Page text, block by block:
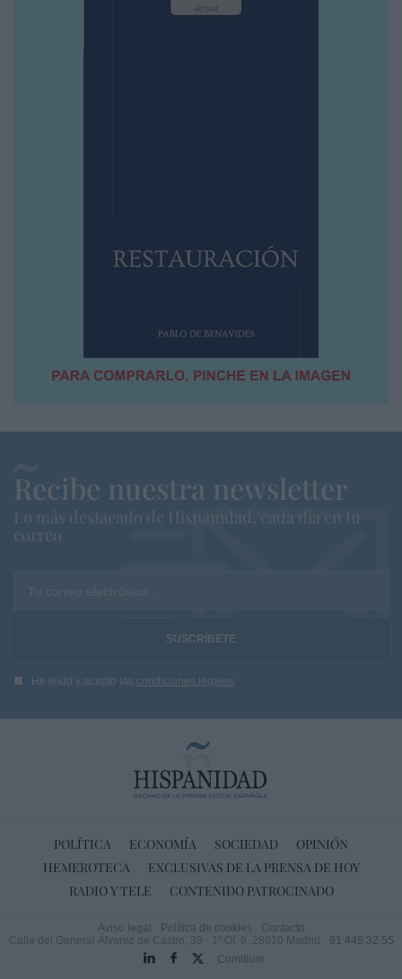
Recibe nuestra newsletter
Lo más destacado de Hispanidad, cada dia en tu
correo
Tu correo electrónico...
He leído y acepto las condiciones legales
POLÍTICA ECONOMÍA SOCIEDAD
OPINIÓN
HEMEROTECA
EXCLUSIVAS DE LA PRENSA DE HOY
RADIO Y TELE
CONTENIDO PATROCINADO
Aviso legal Política de cookies
Contacto
Calle del General Álvarez de Castro, 39 - 1º Of. 9. 28010 Madrid
91 445 32 55
Comitium